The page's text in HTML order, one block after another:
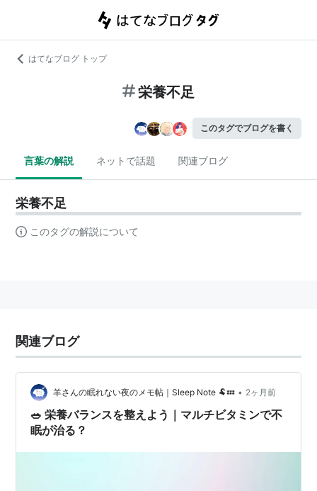
はてなブログ トップ
栄養不足
このタグでブログを書く
言葉の解説 ネットで話題 関連ブログ
栄養不足
このタグの解説について
関連ブログ
羊さんの眠れない夜のメモ帖｜Sleep Note 🐏💤 • 2ヶ月前
🥗 栄養バランスを整えよう｜マルチビタミンで不
眠が治る？